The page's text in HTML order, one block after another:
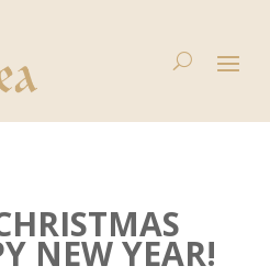
NEW YEAR!